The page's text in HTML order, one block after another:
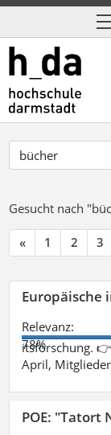
Gesucht nach
« 1 2 3
Europäische
Relevanz:
78%
itsforschung.
April,
POE: "Tatort